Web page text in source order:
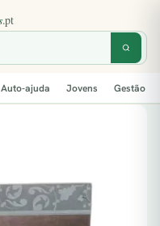
Auto-ajuda Jovens Gestão